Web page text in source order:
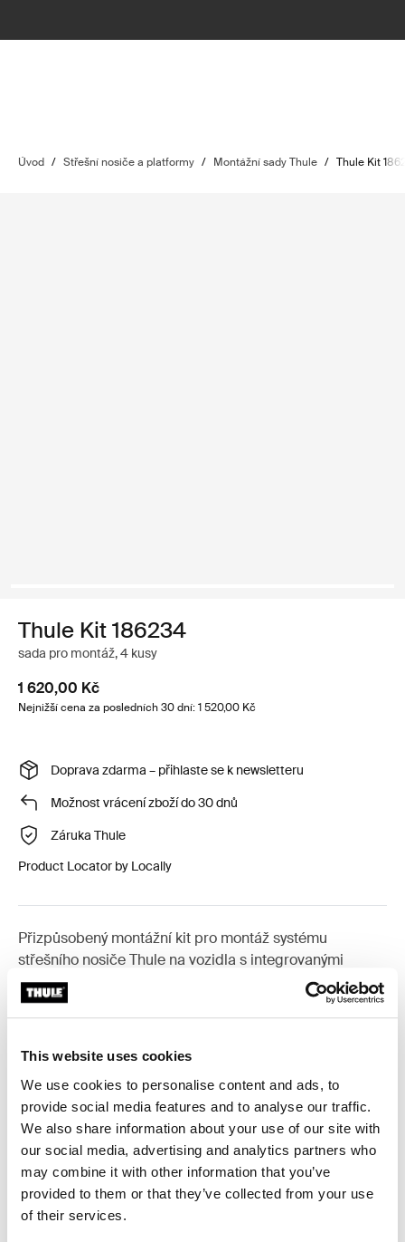
This website uses cookies
We use cookies to personalise content and ads, to
provide social media features and to analyse our traffic.
We also share information about your use of our site with
our social media, advertising and analytics partners who
may combine it with other information that you’ve
provided to them or that they’ve collected from your use
of their services.
Úvod / Střešní nosiče a platformy / Montážní sady Thule / Thule Kit
Thule Kit 186234
sada pro montáž, 4 kusy
1 620,00 Kč
Nejnižší cena za posledních 30 dní: 1 520,00 Kč
Doprava zdarma – přihlaste se k newsletteru
Možnost vrácení zboží do 30 dnů
Záruka Thule
Product Locator by Locally
Přizpůsobený montážní kit pro montáž systému
střešního nosiče Thule na vozidla s integrovanými
podélníky.
Toggle features
Všechny funkce
Toggle techspec
Technické údaje
Toggle guides and instructions
Návod